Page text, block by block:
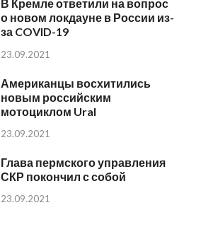
В Кремле ответили на вопрос
о новом локдауне в России из-
за COVID-19
23.09.2021
Американцы восхитились
новым российским
мотоциклом Ural
23.09.2021
Глава пермского управления
СКР покончил с собой
23.09.2021